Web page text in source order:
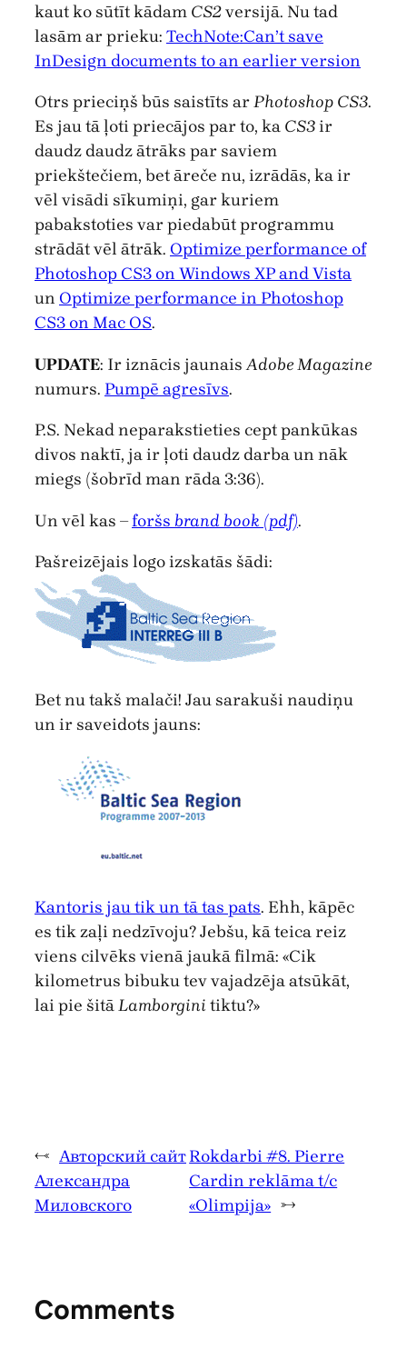
kaut ko sūtīt kādam CS2versijā. Nu tad
lasām ar prieku: TechNote:Can’t save
InDesign documents to an earlier version
Otrs prieciņš būs saistīts arPhotoshop CS3.
Es jau tā ļoti priecājos par to, ka CS3ir
daudz daudz ātrāks par saviem
priekštečiem, bet āreče nu, izrādās, ka ir
vēl visādi sīkumiņi, gar kuriem
pabakstoties var piedabūt programmu
strādāt vēl ātrāk. Optimize performance of
Photoshop CS3 on Windows XP and Vista
un Optimize performance in Photoshop
CS3 on Mac OS.
UPDATE: Ir iznācis jaunaisAdobe Magazine
numurs. Pumpē agresīvs.
P.S. Nekad neparakstieties cept pankūkas
divos naktī, ja ir ļoti daudz darba un nāk
miegs (šobrīd man rāda 3:36).
Un vēl kas –foršs brand book (pdf).
Pašreizējais logo izskatās šādi:
Bet nu takš malači! Jau sarakuši naudiņu
un ir saveidots jauns:
Kantoris jau tik un tā tas pats. Ehh, kāpēc
es tik zaļi nedzīvoju? Jebšu, kā teica reiz
viens cilvēks vienā jaukā filmā: «Cik
kilometrus bibuku tev vajadzēja atsūkāt,
lai pie šitāLamborgini tiktu?»
← Авторский сайт
Александра
Миловского
Rokdarbi #8. Pierre
Cardin reklāma t/c
«Olimpija» →
Comments